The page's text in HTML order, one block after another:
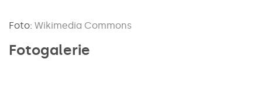
Foto: Wikimedia Commons
Fotogalerie